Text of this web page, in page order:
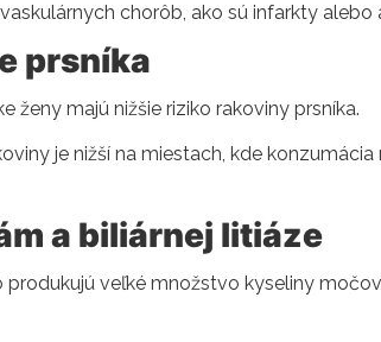
chorôb, ako sú infarkty alebo
prsníka
ženy majú nižšie riziko rakoviny prsníka.
je nižší na miestach, kde
a biliárnej litiáze
veľké množstvo kyseliny